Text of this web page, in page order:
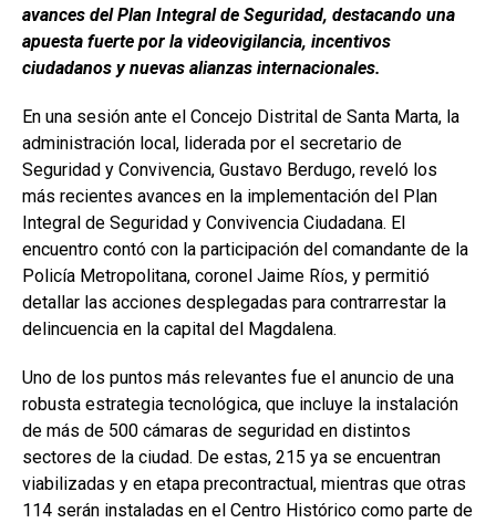
avances del Plan Integral de Seguridad, destacando una
apuesta fuerte por la videovigilancia, incentivos
ciudadanos y nuevas alianzas internacionales.
En una sesión ante el Concejo Distrital de Santa Marta, la
administración local, liderada por el secretario de
Seguridad y Convivencia, Gustavo Berdugo, reveló los
más recientes avances en la implementación del Plan
Integral de Seguridad y Convivencia Ciudadana. El
encuentro contó con la participación del comandante de la
Policía Metropolitana, coronel Jaime Ríos, y permitió
detallar las acciones desplegadas para contrarrestar la
delincuencia en la capital del Magdalena.
Uno de los puntos más relevantes fue el anuncio de una
robusta estrategia tecnológica, que incluye la instalación
de más de 500 cámaras de seguridad en distintos
sectores de la ciudad. De estas, 215 ya se encuentran
viabilizadas y en etapa precontractual, mientras que otras
114 serán instaladas en el Centro Histórico como parte de